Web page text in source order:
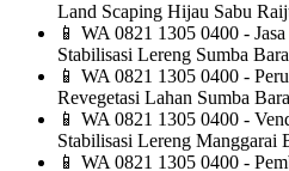
Land Scaping Hijau Sabu
📱 WA 0821 1305 0400 -
Stabilisasi Lereng Sumba
📱 WA 0821 1305 0400 -
Revegetasi Lahan Sumba
📱 WA 0821 1305 0400 -
Stabilisasi Lereng Manggarai
📱 WA 0821 1305 0400 -